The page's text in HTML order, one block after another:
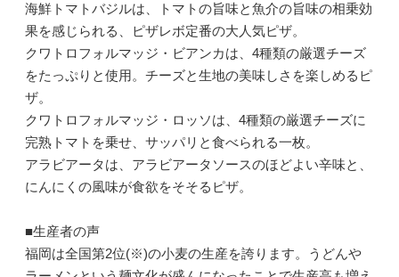
海鮮トマトバジルは、トマトの旨味と魚介の旨味の相乗効
果を感じられる、ピザレボ定番の大人気ピザ。
クワトロフォルマッジ・ビアンカは、4種類の厳選チーズ
をたっぷりと使用。チーズと生地の美味しさを楽しめるピ
ザ。
クワトロフォルマッジ・ロッソは、4種類の厳選チーズに
完熟トマトを乗せ、サッパリと食べられる一枚。
アラビアータは、アラビアータソースのほどよい辛味と、
にんにくの風味が食欲をそそるピザ。
■生産者の声
福岡は全国第2位(※)の小麦の生産を誇ります。うどんや